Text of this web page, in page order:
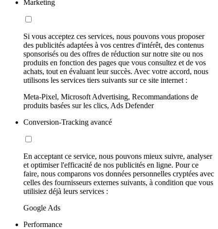
Marketing
Si vous acceptez ces services, nous pouvons vous proposer
des publicités adaptées à vos centres d'intérêt, des contenus
sponsorisés ou des offres de réduction sur notre site ou nos
produits en fonction des pages que vous consultez et de vos
achats, tout en évaluant leur succès. Avec votre accord, nous
utilisons les services tiers suivants sur ce site internet :
Meta-Pixel, Microsoft Advertising, Recommandations de
produits basées sur les clics, Ads Defender
Conversion-Tracking avancé
En acceptant ce service, nous pouvons mieux suivre, analyser
et optimiser l'efficacité de nos publicités en ligne. Pour ce
faire, nous comparons vos données personnelles cryptées avec
celles des fournisseurs externes suivants, à condition que vous
utilisiez déjà leurs services :
Google Ads
Performance